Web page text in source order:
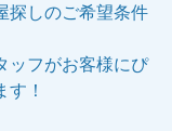
探しのご希望条件
ッフがお客様にぴ
！